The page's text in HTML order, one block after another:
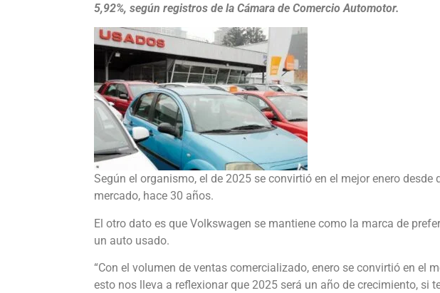
5,92%, según registros de la Cámara de Comercio Automotor.
Según el organismo, el de 2025 se convirtió en el mejor enero desde
mercado, hace 30 años.
El otro dato es que Volkswagen se mantiene como la marca de
un auto usado.
“Con el volumen de ventas comercializado, enero se convirtió en el
esto nos lleva a reflexionar que 2025 será un año de crecimiento, si